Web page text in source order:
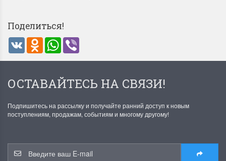
Поделиться!
VK Odnoklassniki
WhatsApp
ОСТАВАЙТЕСЬ НА СВЯЗИ!
Подпишитесь на рассылку и получайте ранний доступ к новым
поступлениям, продажам, событиям и многому другому!